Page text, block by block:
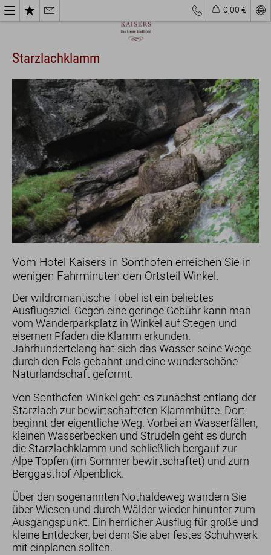
0,00 €
Hotel
Lage
Sauna
Bewertungen
Nachhaltigkeit
Geschenk-Gutscheine
Starzlachklamm
Vom Hotel Kaisers in Sonthofen erreichen Sie in
wenigen Fahrminuten den Ortsteil Winkel.
Der wildromantische Tobel ist ein beliebtes
Ausflugsziel. Gegen eine geringe Gebühr kann man
vom Wanderparkplatz in Winkel auf Stegen und
eisernen Pfaden die Klamm erkunden.
Jahrhundertelang hat sich das Wasser seine Wege
durch den Fels gebahnt und eine wunderschöne
Naturlandschaft geformt.
Von Sonthofen-Winkel geht es zunächst entlang der
Starzlach zur bewirtschafteten Klammhütte. Dort
beginnt der eigentliche Weg. Vorbei an Wasserfällen,
kleinen Wasserbecken und Strudeln geht es durch
die Starzlachklamm und schließlich bergauf zur
Alpe Topfen (im Sommer bewirtschaftet) und zum
Berggasthof Alpenblick.
Über den sogenannten Nothaldeweg wandern Sie
über Wiesen und durch Wälder wieder hinunter zum
Ausgangspunkt. Ein herrlicher Ausflug für große und
kleine Entdecker, bei dem Sie aber festes Schuhwerk
mit einplanen sollten.